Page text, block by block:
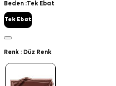
Beden :Tek Ebat
Tek Ebat
Renk : Düz Renk